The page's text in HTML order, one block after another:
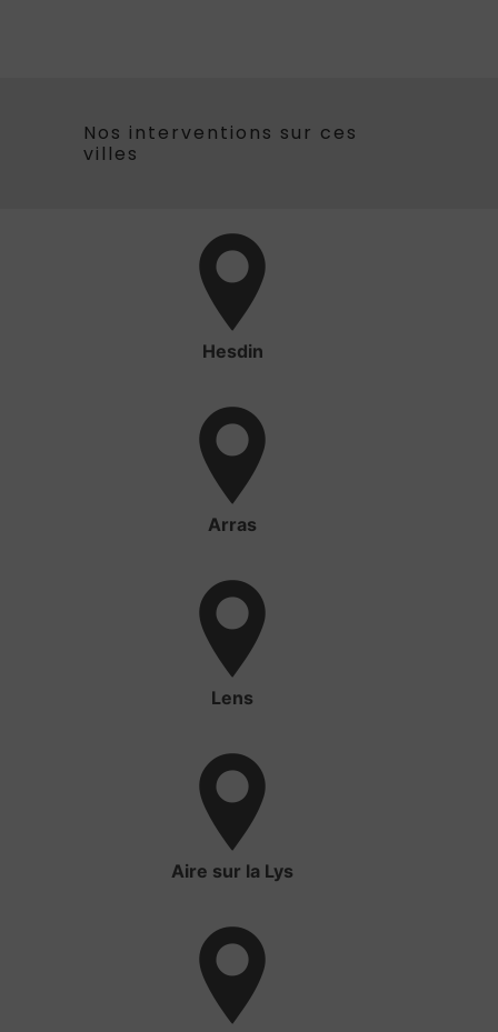
Nos interventions sur ces
villes
Hesdin
Arras
Lens
Aire sur la Lys